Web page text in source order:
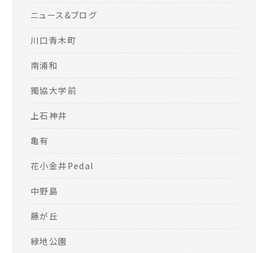
ニュース&ブログ
川口青木町
南浦和
獨協大学前
上石神井
亀有
花小金井Pedal
中野島
藤が丘
緑地公園